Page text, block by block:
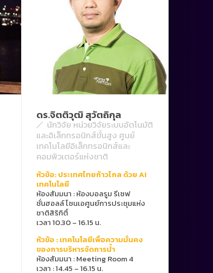
ดร.จิตติวุฒิ สุวัตถิกุล
นักวิจัย หน่วยวิจัยระบบอัตโนมัติ
และอิเล็กทรอนิกส์ขั้นสูง ศูนย์
เทคโนโลยีอิเล็กทรอนิกส์และ
คอมพิวเตอร์แห่งชาติ
หัวข้อ: ประเทศไทยก้าวไกล ด้วย AI
เทคโนโลยี
ห้องสัมมนา :ห้องบอลรูม รีเซฟ
ชั่นฮอลล์ โซนเอศูนย์การประชุมแห่ง
ชาติสิริกิติ์
เวลา 10.30 – 16.15 น.
หัวข้อ : เทคโนโลยีเพื่อความมั่นคง
ของการบริหารจัดการน้ำ
ห้องสัมมนา : Meeting Room 4
เวลา : 14.45 – 16.15 น.